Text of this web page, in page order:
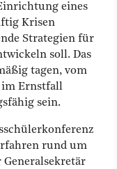
eines
Krisen
Strategien für
soll. Das
tagen, vom
im Ernstfall
sein.
rund um
Generalsekretär